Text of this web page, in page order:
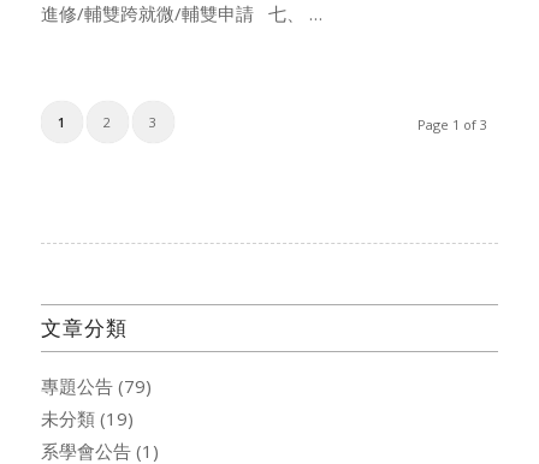
進修/輔雙跨就微/輔雙申請 七、 …
Page 1 of 3
1 2 3
文章分類
專題公告(79)
未分類(19)
系學會公告(1)